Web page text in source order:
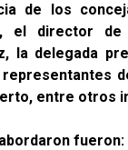
de los
el director de
la delegada
entre otros
fueron: